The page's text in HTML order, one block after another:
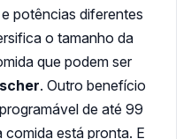
potências diferentes
o tamanho da
que podem ser
. Outro benefício
de até 99
está pronta. E